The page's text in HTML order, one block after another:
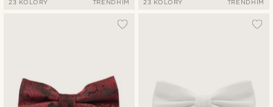
23 KOLORY TRENDHIM 23 KOLORY TRENDHIM